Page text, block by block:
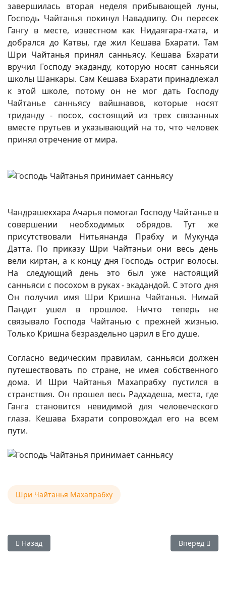
завершилась вторая неделя прибывающей луны,
Господь Чайтанья покинул Навадвипу. Он пересек
Гангу в месте, известном как Нидаягара-гхата, и
добрался до Катвы, где жил Кешава Бхарати. Там
Шри Чайтанья принял санньясу. Кешава Бхарати
вручил Господу экаданду, которую носят санньяси
школы Шанкары. Сам Кешава Бхарати принадлежал
к этой школе, потому он не мог дать Господу
Чайтанье санньясу вайшнавов, которые носят
триданду - посох, состоящий из трех связанных
вместе прутьев и указывающий на то, что человек
принял отречение от мира.
Чандрашекхара Ачарья помогал Господу Чайтанье в
совершении необходимых обрядов. Тут же
присутствовали Нитьянанда Прабху и Мукунда
Датта. По приказу Шри Чайтаньи они весь день
вели киртан, а к концу дня Господь остриг волосы.
На следующий день это был уже настоящий
санньяси с посохом в руках - экадандой. С этого дня
Он получил имя Шри Кришна Чайтанья. Нимай
Пандит ушел в прошлое. Ничто теперь не
связывало Господа Чайтанью с прежней жизнью.
Только Кришна безраздельно царил в Его душе.
Согласно ведическим правилам, санньяси должен
путешествовать по стране, не имея собственного
дома. И Шри Чайтанья Махапрабху пустился в
странствия. Он прошел весь Радхадеша, места, где
Ганга становится невидимой для человеческого
глаза. Кешава Бхарати сопровождал его на всем
пути.
Шри Чайтанья Махапрабху
Предыдущий: Шри Гаура-ганнодеша-дипика — Книга,
Назад Следующий:
Вперед